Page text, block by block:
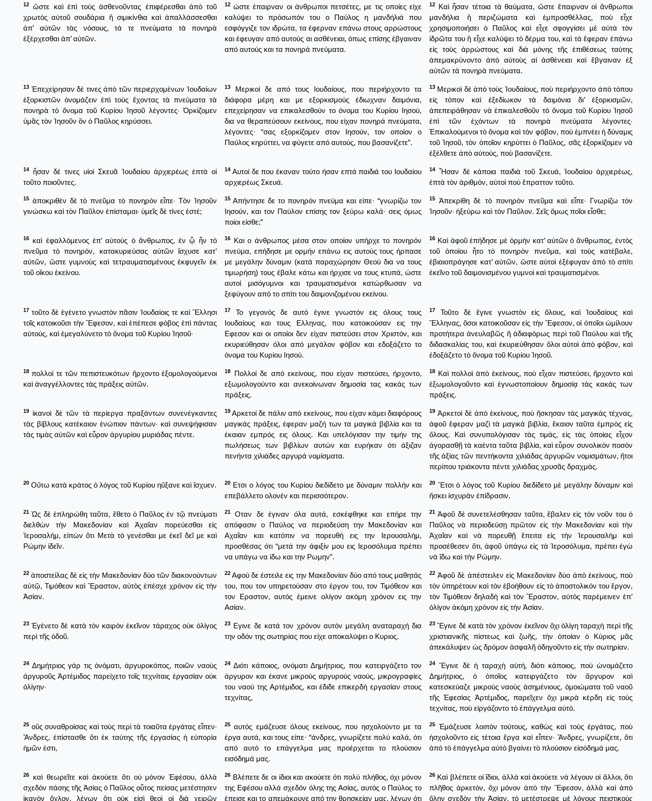
12
ὥστε καὶ ἐπὶ τοὺς ἀσθενοῦντας ἐπιφέρεσθαι ἀπὸ τοῦ
χρωτὸς αὐτοῦ σουδάρια ἢ σιμικίνθια καὶ ἀπαλλάσσεσθαι
ἀπ’ αὐτῶν τὰς νόσους, τά τε πνεύματα τὰ πονηρὰ
ἐξέρχεσθαι ἀπ’ αὐτῶν.
12 ώστε έπαιρναν οι άνθρωποι πετσέτες, με τις οποίες είχε
καλύψει το πρόσωπόν του ο Παύλος η μανδήλιά που
εσφόγγιζε τον ιδρώτα, τα έφερναν επάνω στους αρρώστους
και έφευγαν από αυτούς αι ασθένειαι, όπως επίσης έβγαιναν
από αυτούς και τα πονηρά πνεύματα.
12
Καὶ ἦσαν τέτοια τὰ θαύματα, ὥστε ἔπαιρναν οἱ ἄνθρωποι
μανδήλια ἢ περιζώματα καὶ ἐμπροσθέλλας, ποὺ εἶχε
χρησιμοποιήσει ὁ Παῦλος καὶ εἶχε σφογγίσει μὲ αὐτὰ τὸν
ἱδρῶτα του ἢ εἶχε καλύψει τὸ δέρμα του, καὶ τὰ ἔφεραν ἐπάνω
εἰς τοὺς ἀρρώστους καὶ διὰ μόνης τῆς ἐπιθέσεως ταύτης
ἀπεμακρύνοντο ἀπὸ αὐτοὺς αἱ ἀσθένειαι καὶ ἔβγαιναν ἐξ
αὐτῶν τὰ πονηρὰ πνεύματα.
13 Ἐπεχείρησαν δέ τινες ἀπὸ τῶν περιερχομένων Ἰουδαίων
ἐξορκιστῶν ὀνομάζειν ἐπὶ τοὺς ἔχοντας τὰ πνεύματα τὰ
πονηρὰ τὸ ὄνομα τοῦ Κυρίου Ἰησοῦ λέγοντες· Ὁρκίζομεν
ὑμᾶς τὸν Ἰησοῦν ὃν ὁ Παῦλος κηρύσσει.
13
Μερικοί δε από τους Ιουδαίους, που περιήρχοντο τα
διάφορα μέρη και με εξορκισμούς έδιωχναν δαιμόνια,
επεχείρησαν να επικαλεσθούν το όνομα του Κυρίου Ιησού,
δια να θεραπεύσουν εκείνους, που είχαν πονηρά πνεύματα,
λέγοντες· “σας εξορκίζομεν στον Ιησούν, τον οποίον ο
Παύλος κηρύττει, να φύγετε από αυτούς, που βασανίζετε”.
13 Μερικοὶ δὲ ἀπὸ τοὺς Ἰουδαίους, ποὺ περιήρχοντο ἀπὸ τόπου
εἰς τόπον καὶ ἐξεδίωκον τὰ δαιμόνια δι’ ἐξορκισμῶν,
ἀπεπειράθησαν νὰ ἐπικαλεσθοῦν τὸ ὄνομα τοῦ Κυρίου Ἰησοῦ
ἐπὶ τῶν ἐχόντων τὰ πονηρὰ πνεύματα λέγοντες·
Ἐπικαλούμενοι τὸ ὄνομα καὶ τὸν φόβον, ποὺ ἐμπνέει ἡ δύναμις
τοῦ Ἰησοῦ, τὸν ὁποῖον κηρύττει ὁ Παῦλος, σᾶς ἐξορκίζομεν νὰ
ἐξέλθετε ἀπὸ αὐτούς, ποὺ βασανίζετε.
14
ἦσαν δέ τινες υἱοὶ Σκευᾶ Ἰουδαίου ἀρχιερέως ἑπτὰ οἱ
τοῦτο ποιοῦντες.
14 Αυτοί δε που έκαναν τούτο ήσαν επτά παιδιά του Ιουδαίου
αρχιερέως Σκευά.
14
Ἦσαν δὲ κάποια παιδιὰ τοῦ Σκευά, Ἰουδαίου ἀρχιερέως,
ἑπτὰ τὸν ἀριθμόν, αὐτοὶ ποὺ ἔπραττον τοῦτο.
15 ἀποκριθὲν δὲ τὸ πνεῦμα τὸ πονηρὸν εἶπε· Τὸν Ἰησοῦν
γινώσκω καὶ τὸν Παῦλον ἐπίσταμαι· ὑμεῖς δὲ τίνες ἐστέ;
15 Απήντησε δε το πονηρόν πνεύμα και είπε· “γνωρίζω τον
Ιησούν, και τον Παύλον επίσης τον ξεύρω καλά· σεις όμως
ποίοι είσθε;”
15
Ἀπεκρίθη δὲ τὸ πονηρὸν πνεῦμα καὶ εἶπε· Γνωρίζω τὸν
Ἰησοῦν· ἡξεύρω καὶ τὸν Παῦλον. Σεῖς ὅμως ποῖοι εἶσθε;
16
καὶ ἐφαλλόμενος ἐπ’ αὐτοὺς ὁ ἄνθρωπος, ἐν ᾧ ἦν τὸ
πνεῦμα τὸ πονηρὸν, κατακυριεύσας αὐτῶν ἴσχυσε κατ’
αὐτῶν, ὥστε γυμνοὺς καὶ τετραυματισμένους ἐκφυγεῖν ἐκ
τοῦ οἴκου ἐκείνου.
16
Και ο άνθρωπος μέσα στον οποίον υπήρχε το πονηρόν
πνεύμα, επήδησε με ορμήν επάνω εις αυτούς τους ήρπασε
με μεγάλην δύναμιν (κατά παραχώρησιν Θεού δια να τους
τιμωρήση) τους έβαλε κάτω και ήρχισε να τους κτυπά, ώστε
αυτοί μισόγυμνοι και τραυματισμένοι κατώρθωσαν να
ξεφύγουν από το σπίτι του δαιμονιζομένου εκείνου.
16 Καὶ ἀφοῦ ἐπήδησε μὲ ὁρμὴν κατ’ αὐτῶν ὁ ἄνθρωπος, ἐντὸς
τοῦ ὁποίου ἦτο τὸ πονηρὸν πνεῦμα, καὶ τοὺς κατέβαλε,
ἐβιαιοπράγησε κατ’ αὐτῶν, ὥστε αὐτοὶ ἐξέφυγαν ἀπὸ τὸ σπίτι
ἐκεῖνο τοῦ δαιμονισμένου γυμνοὶ καὶ τραυματισμένοι.
17 τοῦτο δὲ ἐγένετο γνωστὸν πᾶσιν Ἰουδαίοις τε καὶ Ἕλλησι
τοῖς κατοικοῦσι τὴν Ἔφεσον, καὶ ἐπέπεσε φόβος ἐπὶ πάντας
αὐτούς, καὶ ἐμεγαλύνετο τὸ ὄνομα τοῦ Κυρίου Ἰησοῦ·
17
Το γεγονός δε αυτό έγινε γνωστόν εις όλους τους
Ιουδαίους και τους Ελληνας, που κατοικούσαν εις την
Εφεσον και οι οποίοι δεν είχαν πιστεύσει στον Χριστόν, και
εκυριεύθησαν όλοι από μεγάλον φόβον και εδοξάζετο το
όνομα του Κυρίου Ιησού.
17
Τοῦτο δὲ ἔγινε γνωστὸν εἰς ὅλους, καὶ Ἰουδαίους καὶ
Ἕλληνας, ὅσοι κατοικοῦσαν εἰς τὴν Ἔφεσον, οἱ ὁποῖοι ὡμίλουν
προτήτερα ἀνευλαβῶς ἢ ἀδιαφόρως περὶ τοῦ Παύλου καὶ τῆς
διδασκαλίας του, καὶ ἐκυριεύθησαν ὅλοι αὐτοὶ ἀπὸ φόβον, καὶ
ἐδοξάζετο τὸ ὄνομα τοῦ Κυρίου Ἰησοῦ.
18 πολλοί τε τῶν πεπιστευκότων ἤρχοντο ἐξομολογούμενοι
καὶ ἀναγγέλλοντες τὰς πράξεις αὐτῶν.
18
Πολλοί δε από εκείνους, που είχαν πιστεύσει, ήρχοντο,
εξωμολογούντο και ανεκοίνωναν δημοσία τας κακάς των
πράξεις.
18 Καὶ πολλοὶ ἀπὸ ἐκείνους, ποὺ εἶχαν πιστεύσει, ἤρχοντο καὶ
ἐξωμολογοῦντο καὶ ἐγνωστοποίουν δημοσίᾳ τὰς κακάς των
πράξεις.
19
ἱκανοὶ δὲ τῶν τὰ περίεργα πραξάντων συνενέγκαντες
τὰς βίβλους κατέκαιον ἐνώπιον πάντων· καὶ συνεψήφισαν
τὰς τιμὰς αὐτῶν καὶ εὗρον ἀργυρίου μυριάδας πέντε.
19 Αρκετοί δε πάλιν από εκείνους, που είχαν κάμει διαφόρους
μαγικάς πράξεις, έφεραν μαζή των τα μαγικά βιβλία και τα
έκαιαν εμπρός εις όλους. Και υπελόγισαν την τιμήν της
πωλήσεως των βιβλίων αυτών και ευρήκαν ότι άξιζαν
πενήντα χιλιάδες αργυρά νομίσματα.
19 Ἀρκετοὶ δὲ ἀπὸ ἐκείνους, ποὺ ἤσκησαν τὰς μαγικὰς τέχνας,
ἀφοῦ ἔφεραν μαζὶ τὰ μαγικὰ βιβλία, ἔκαιον ταῦτα ἐμπρὸς εἰς
ὅλους. Καὶ συνυπολόγισαν τὰς τιμάς, εἰς τὰς ὁποίας εἶχον
ἀγορασθῇ τὰ καέντα ταῦτα βιβλία, καὶ εὗρον συνολικὸν ποσὸν
τῆς ἀξίας τῶν πεντήκοντα χιλιάδας ἀργυρῶν νομισμάτων, ἤτοι
περίπου τριάκοντα πέντε χιλιάδας χρυσᾶς δραχμάς.
20 Οὕτω κατὰ κράτος ὁ λόγος τοῦ Κυρίου ηὔξανε καὶ ἴσχυεν. 20 Ετσι ο λόγος του Κυρίου διεδίδετο με δύναμιν πολλήν και
επεβάλλετο ολονέν και περισσότερον.
20 Ἔτσι ὁ λόγος τοῦ Κυρίου διεδίδετο μὲ μεγάλην δύναμιν καὶ
ἤσκει ἰσχυρὰν ἐπίδρασιν.
21 Ὡς δὲ ἐπληρώθη ταῦτα, ἔθετο ὁ Παῦλος ἐν τῷ πνεύματι
διελθὼν τὴν Μακεδονίαν καὶ Ἀχαΐαν πορεύεσθαι εἰς
Ἱεροσαλήμ, εἰπὼν ὅτι Μετὰ τὸ γενέσθαι με ἐκεῖ δεῖ με καὶ
Ρώμην ἰδεῖν.
21
Οταν δε έγιναν όλα αυτά, εσκέφθηκε και επήρε την
απόφασιν ο Παύλος να περιοδεύση την Μακεδονίαν και
Αχαΐαν και κατόπιν να πορευθή εις την Ιερουσαλήμ,
προσθέσας ότι “μετά την άφιξίν μου εις Ιεροσόλυμα πρέπει
να υπάγω να ίδω και την Ρωμην”.
21 Ἀφοῦ δὲ συνετελέσθησαν ταῦτα, ἔβαλεν εἰς τὸν νοῦν του ὁ
Παῦλος νὰ περιοδεύσῃ πρῶτον εἰς τὴν Μακεδονίαν καὶ τὴν
Ἀχαΐαν καὶ νὰ πορευθῇ ἔπειτα εἰς τὴν Ἱερουσαλὴμ καὶ
προσέθεσεν ὅτι, ἀφοῦ ὑπάγω εἰς τὰ Ἱεροσόλυμα, πρέπει ἐγὼ
νὰ ἴδω καὶ τὴν Ρώμην.
22 ἀποστείλας δὲ εἰς τὴν Μακεδονίαν δύο τῶν διακονούντων
αὐτῷ, Τιμόθεον καὶ Ἔραστον, αὐτὸς ἐπέσχε χρόνον εἰς τὴν
Ἀσίαν.
22 Αφού δε έστειλε εις την Μακεδονίαν δύο από τους μαθητάς
του, που τον υπηρετούσαν στο έργον του, τον Τιμόθεον και
τον Εραστον, αυτός έμεινε ολίγον ακόμη χρόνον εις την
Ασίαν.
22 Ἀφοῦ δὲ ἀπέστειλεν εἰς Μακεδονίαν δύο ἀπὸ ἐκείνους, ποὺ
τὸν ὑπηρέτουν καὶ τὸν ἐβοήθουν εἰς τὸ ἀποστολικόν του ἔργον,
τὸν Τιμόθεον δηλαδὴ καὶ τὸν Ἔραστον, αὐτὸς παρέμεινεν ἐπ’
ὀλίγον ἀκόμη χρόνον εἰς τὴν Ἀσίαν.
23 Ἐγένετο δὲ κατὰ τὸν καιρὸν ἐκεῖνον τάραχος οὐκ ὀλίγος
περὶ τῆς ὁδοῦ.
23 Εγινε δε κατά τον χρόνον αυτόν μεγάλη αναταραχή δια
την οδόν της σωτηρίας που είχε αποκαλύψει ο Κυριος.
23 Ἔγινε δὲ κατὰ τὸν χρόνον ἐκεῖνον ὄχι ὀλίγη ταραχὴ περὶ τῆς
χριστιανικῆς πίστεως καὶ ζωῆς, τὴν ὁποίαν ὁ Κύριος μᾶς
ἀπεκάλυψεν ὡς δρόμον ἀσφαλῆ ὁδηγοῦντο εἰς τὴν σωτηρίαν.
24 Δημήτριος γάρ τις ὀνόματι, ἀργυροκόπος, ποιῶν ναοὺς
ἀργυροῦς Ἀρτέμιδος παρείχετο τοῖς τεχνίταις ἐργασίαν οὐκ
ὀλίγην·
24 Διότι κάποιος, ονόματι Δημήτριος, που κατειργάζετο τον
άργυρον και έκανε μικρούς αργυρούς ναούς, μικρογραφίες
του ναού της Αρτέμιδος, και έδιδε επικερδή εργασίαν στους
τεχνίτας,
24
Ἔγινε δὲ ἡ ταραχὴ αὐτή, διότι κάποιος, ποὺ ὠνομάζετο
Δημήτριος, ὁ ὁποῖος κατειργάζετο τὸν ἄργυρον καὶ
κατεσκεύαζε μικροὺς ναοὺς ἀσημένιους, ὁμοιώματα τοῦ ναοῦ
τῆς Ἐφεσίας Ἀρτέμιδος, παρεῖχεν ὄχι μικρὰ κέρδη εἰς τοὺς
τεχνίτας, ποὺ εἰργάζοντο τὸ ἐπάγγελμα αὐτό.
25 οὓς συναθροίσας καὶ τοὺς περὶ τὰ τοιαῦτα ἐργάτας εἶπεν·
Ἄνδρες, ἐπίστασθε ὅτι ἐκ ταύτης τῆς ἐργασίας ἡ εὐπορία
ἡμῶν ἐστι,
25 αυτός εμάζευσε όλους εκείνους, που ησχολούντο με τα
έργα αυτά, και τους είπε· “άνδρες, γνωρίζετε πολύ καλά, ότι
από αυτό το επάγγελμα μας προέρχεται το πλούσιον
εισόδημά μας.
25
Ἐμάζευσε λοιπὸν τούτους, καθὼς καὶ τοὺς ἐργάτας, ποὺ
ἠσχολοῦντο εἰς τέτοια ἔργα καὶ εἶπεν· Ἄνδρες, γνωρίζετε, ὅτι
ἀπὸ τὸ ἐπάγγελμα αὐτὸ βγαίνει τὸ πλούσιον εἰσόδημά μας.
26
καὶ θεωρεῖτε καὶ ἀκούετε ὅτι οὐ μόνον Ἐφέσου, ἀλλὰ
σχεδὸν πάσης τῆς Ἀσίας ὁ Παῦλος οὗτος πείσας μετέστησεν
ἱκανὸν ὄχλον, λέγων ὅτι οὐκ εἰσὶ θεοὶ οἱ διὰ χειρῶν
26 Βλέπετε δε οι ίδιοι και ακούετε ότι πολύ πλήθος, όχι μόνον
της Εφέσου αλλά σχεδόν όλης της Ασίας, αυτός ο Παύλος το
έπεισε και το απεμάκρυνε από την θρησκείαν μας, λέγων ότι
26 Καὶ βλέπετε οἱ ἴδιοι, ἀλλὰ καὶ ἀκούετε νὰ λέγουν οἱ ἄλλοι, ὅτι
πλῆθος ἀρκετόν, ὄχι μόνον ἀπὸ τὴν Ἔφεσον, ἀλλὰ καὶ ἀπὸ
ὅλην σχεδὸν τὴν Ἀσίαν, τὸ μετέστρεψε μὲ λόγους πειστικοὺς